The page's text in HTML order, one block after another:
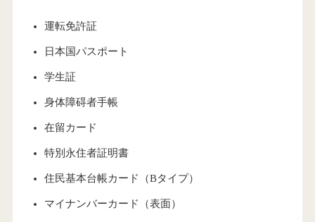
運転免許証
日本国パスポート
学生証
身体障碍者手帳
在留カード
特別永住者証明書
住民基本台帳カード（Bタイプ）
マイナンバーカード（表面）